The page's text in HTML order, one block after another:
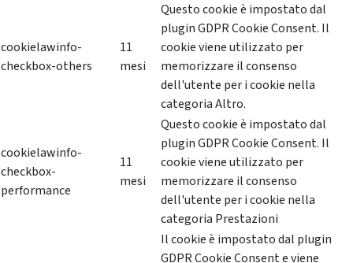
cookielawinfo-
checkbox-others
11
mesi
Questo cookie è impostato dal
plugin GDPR Cookie Consent. Il
cookie viene utilizzato per
memorizzare il consenso
dell'utente per i cookie nella
categoria Altro.
cookielawinfo-
checkbox-
performance
11
mesi
Questo cookie è impostato dal
plugin GDPR Cookie Consent. Il
cookie viene utilizzato per
memorizzare il consenso
dell'utente per i cookie nella
categoria Prestazioni
Il cookie è impostato dal plugin
GDPR Cookie Consent e viene